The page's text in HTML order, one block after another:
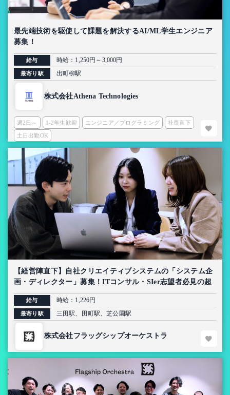
最先端技術を駆使して課題を解決するAI/ML学生エンジニア
募集！
給与 時給：1,250円～3,000円
最寄り駅 出町柳駅
株式会社Athena Technologies
週2日～ 1-2年生歓迎 エンジニア／プログラミング 社長直下
土日出勤OK
【経営陣直下】自社クリエイティブシステムの「システム企
画・ディレクター」募集！ITコンサル・SIer志望者必見の超
上流インターン【AI導入プロジェクト】
給与 時給：1,226円
最寄り駅 三田駅、田町駅、芝公園駅
株式会社フラッグシップオーケストラ